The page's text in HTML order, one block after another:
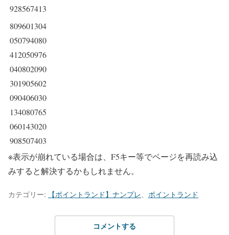
928567413
809601304
050794080
412050976
040802090
301905602
090406030
134080765
060143020
908507403
※表示が崩れている場合は、F5キー等でページを再読み込
みすると解決するかもしれません。
カテゴリー: 【ポイントランド】ナンプレ ポイントランド
コメントする